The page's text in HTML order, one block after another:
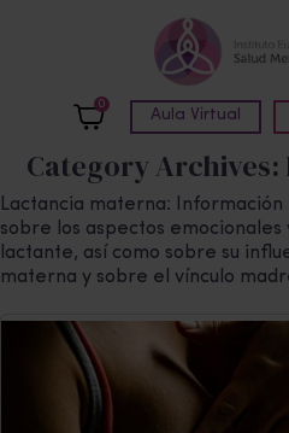
0
Aula Virtual
Category
Lactancia materna: Información
sobre los aspectos
lactante, así como sobre su
materna y sobre el vínculo